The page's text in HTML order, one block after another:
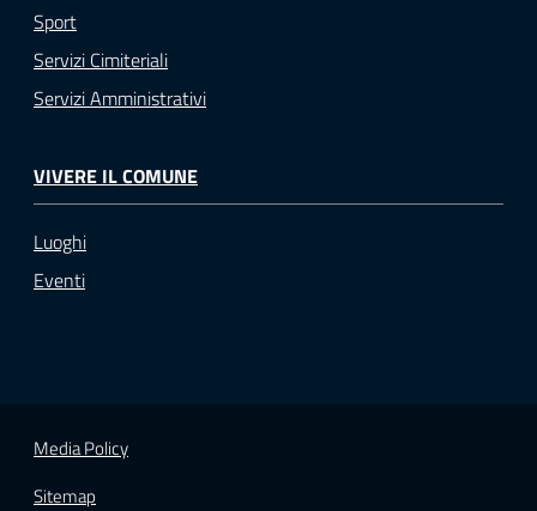
Sport
Servizi Cimiteriali
Servizi Amministrativi
VIVERE IL COMUNE
Luoghi
Eventi
Media Policy
Sitemap